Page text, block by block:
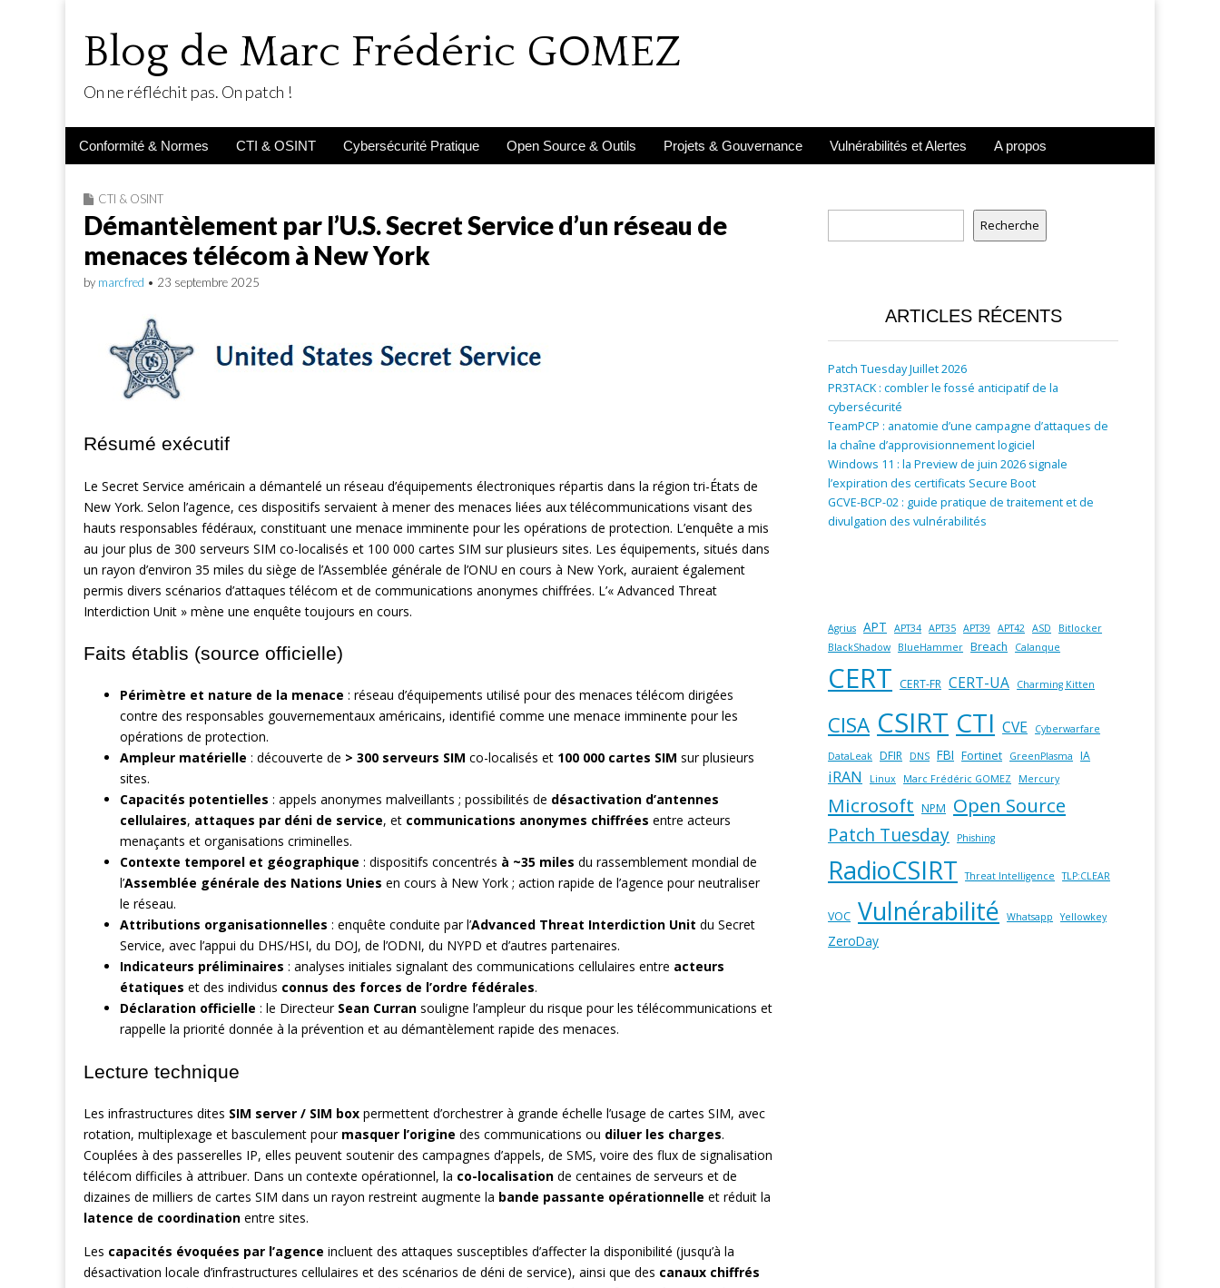
Blog de Marc Frédéric GOMEZ
On ne réfléchit pas. On patch !
Main
Skip
Conformité & Normes CTI & OSINT Cybersécurité Pratique Open Source & Outils Projets & Gouvernance Vulnérabilités et Alertes A propos
CTI & OSINT
Démantèlement par l’U.S. Secret Service d’un réseau de
menaces télécom à New York
by marcfred • 23 septembre 2025
Résumé exécutif
Le Secret Service américain a démantelé un réseau d’équipements électroniques répartis dans la région tri-États de
New York. Selon l’agence, ces dispositifs servaient à mener des menaces liées aux télécommunications visant des
hauts responsables fédéraux, constituant une menace imminente pour les opérations de protection. L’enquête a mis
au jour plus de 300 serveurs SIM co-localisés et 100 000 cartes SIM sur plusieurs sites. Les équipements, situés dans
un rayon d’environ 35 miles du siège de l’Assemblée générale de l’ONU en cours à New York, auraient également
permis divers scénarios d’attaques télécom et de communications anonymes chiffrées. L’« Advanced Threat
Interdiction Unit » mène une enquête toujours en cours.
Faits établis (source officielle)
Périmètre et nature de la menace : réseau d’équipements utilisé pour des menaces télécom dirigées
contre des responsables gouvernementaux américains, identifié comme une menace imminente pour les
opérations de protection.
Ampleur matérielle : découverte de > 300 serveurs SIM co-localisés et 100 000 cartes SIM sur plusieurs
sites.
Capacités potentielles : appels anonymes malveillants ; possibilités de désactivation d’antennes
cellulaires, attaques par déni de service, et communications anonymes chiffrées entre acteurs
menaçants et organisations criminelles.
Contexte temporel et géographique : dispositifs concentrés à ~35 miles du rassemblement mondial de
l’Assemblée générale des Nations Unies en cours à New York ; action rapide de l’agence pour neutraliser
le réseau.
Attributions organisationnelles : enquête conduite par l’Advanced Threat Interdiction Unit du Secret
Service, avec l’appui du DHS/HSI, du DOJ, de l’ODNI, du NYPD et d’autres partenaires.
Indicateurs préliminaires : analyses initiales signalant des communications cellulaires entre acteurs
étatiques et des individus connus des forces de l’ordre fédérales.
Déclaration officielle : le Directeur Sean Curran souligne l’ampleur du risque pour les télécommunications et
rappelle la priorité donnée à la prévention et au démantèlement rapide des menaces.
Lecture technique
Les infrastructures dites SIM server / SIM box permettent d’orchestrer à grande échelle l’usage de cartes SIM, avec
rotation, multiplexage et basculement pour masquer l’origine des communications ou diluer les charges.
Couplées à des passerelles IP, elles peuvent soutenir des campagnes d’appels, de SMS, voire des flux de signalisation
télécom difficiles à attribuer. Dans un contexte opérationnel, la co-localisation de centaines de serveurs et de
dizaines de milliers de cartes SIM dans un rayon restreint augmente la bande passante opérationnelle et réduit la
latence de coordination entre sites.
Les capacités évoquées par l’agence incluent des attaques susceptibles d’affecter la disponibilité (jusqu’à la
désactivation locale d’infrastructures cellulaires et des scénarios de déni de service), ainsi que des canaux chiffrés
Recherche
ARTICLES RÉCENTS
Patch Tuesday Juillet 2026
PR3TACK : combler le fossé anticipatif de la
cybersécurité
TeamPCP : anatomie d’une campagne d’attaques de
la chaîne d’approvisionnement logiciel
Windows 11 : la Preview de juin 2026 signale
l’expiration des certificats Secure Boot
GCVE-BCP-02 : guide pratique de traitement et de
divulgation des vulnérabilités
Agrius APT APT34 APT35 APT39 APT42 ASD
Bitlocker
BlackShadow
BlueHammer Breach Calanque
CERT CERT-FR CERT-UA Charming Kitten
CISA CSIRT CTI CVE Cyberwarfare
DataLeak DFIR DNS FBI Fortinet GreenPlasma IA
iRAN Linux Marc Frédéric GOMEZ Mercury
Microsoft NPM Open Source
Patch Tuesday Phishing
RadioCSIRT Threat Intelligence TLP:CLEAR
VOC Vulnérabilité Whatsapp Yellowkey
ZeroDay